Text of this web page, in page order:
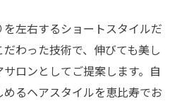
左右するショートスタイルだ
わった技術で、伸びても美し
ロンとしてご提案します。自
るヘアスタイルを恵比寿でお